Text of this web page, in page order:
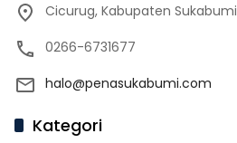
Cicurug, Kabupaten Sukabumi
0266-6731677
halo@penasukabumi.com
Kategori